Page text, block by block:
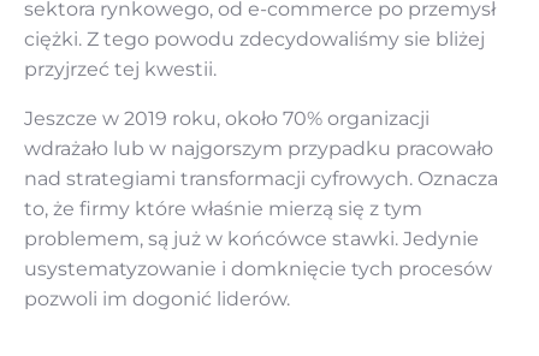
sektora rynkowego, od e-commerce po przemysł
ciężki. Z tego powodu zdecydowaliśmy sie bliżej
przyjrzeć tej kwestii.
Jeszcze w 2019 roku, około 70% organizacji
wdrażało lub w najgorszym przypadku pracowało
nad strategiami transformacji cyfrowych. Oznacza
to, że firmy które właśnie mierzą się z tym
problemem, są już w końcówce stawki. Jedynie
usystematyzowanie i domknięcie tych procesów
pozwoli im dogonić liderów.